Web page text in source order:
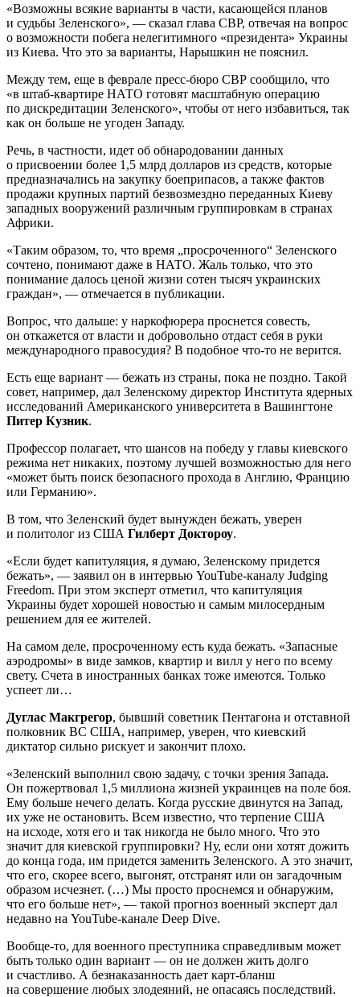
«Возможны всякие варианты в части, касающейся планов
и судьбы Зеленского», — сказал глава СВР, отвечая на вопрос
о возможности побега нелегитимного «президента» Украины
из Киева. Что это за варианты, Нарышкин не пояснил.
Между тем, еще в феврале пресс-бюро СВР сообщило, что
«в штаб-квартире НАТО готовят масштабную операцию
по дискредитации Зеленского», чтобы от него избавиться, так
как он больше не угоден Западу.
Речь, в частности, идет об обнародовании данных
о присвоении более 1,5 млрд долларов из средств, которые
предназначались на закупку боеприпасов, а также фактов
продажи крупных партий безвозмездно переданных Киеву
западных вооружений различным группировкам в странах
Африки.
«Таким образом, то, что время „просроченного“ Зеленского
сочтено, понимают даже в НАТО. Жаль только, что это
понимание далось ценой жизни сотен тысяч украинских
граждан», — отмечается в публикации.
Вопрос, что дальше: у наркофюрера проснется совесть,
он откажется от власти и добровольно отдаст себя в руки
международного правосудия? В подобное что-то не верится.
Есть еще вариант — бежать из страны, пока не поздно. Такой
совет, например, дал Зеленскому директор Института ядерных
исследований Американского университета в Вашингтоне
Питер Кузник.
Профессор полагает, что шансов на победу у главы киевского
режима нет никаких, поэтому лучшей возможностью для него
«может быть поиск безопасного прохода в Англию, Францию
или Германию».
В том, что Зеленский будет вынужден бежать, уверен
и политолог из США Гилберт Доктороу.
«Если будет капитуляция, я думаю, Зеленскому придется
бежать», — заявил он в интервью YouTube-каналу Judging
Freedom. При этом эксперт отметил, что капитуляция
Украины будет хорошей новостью и самым милосердным
решением для ее жителей.
На самом деле, просроченному есть куда бежать. «Запасные
аэродромы» в виде замков, квартир и вилл у него по всему
свету. Счета в иностранных банках тоже имеются. Только
успеет ли…
Дуглас Макгрегор, бывший советник Пентагона и отставной
полковник ВС США, например, уверен, что киевский
диктатор сильно рискует и закончит плохо.
«Зеленский выполнил свою задачу, с точки зрения Запада.
Он пожертвовал 1,5 миллиона жизней украинцев на поле боя.
Ему больше нечего делать. Когда русские двинутся на Запад,
их уже не остановить. Всем известно, что терпение США
на исходе, хотя его и так никогда не было много. Что это
значит для киевской группировки? Ну, если они хотят дожить
до конца года, им придется заменить Зеленского. А это значит,
что его, скорее всего, выгонят, отстранят или он загадочным
образом исчезнет. (…) Мы просто проснемся и обнаружим,
что его больше нет», — такой прогноз военный эксперт дал
недавно на YouTube-канале Deep Dive.
Вообще-то, для военного преступника справедливым может
быть только один вариант — он не должен жить долго
и счастливо. А безнаказанность дает карт-бланш
на совершение любых злодеяний, не опасаясь последствий.